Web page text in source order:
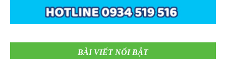
BÀI VIẾT NỔI BẬT